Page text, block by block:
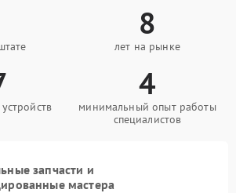
8
лет на рынке
4
минимальный опыт работы
специалистов
запчасти и
мастера